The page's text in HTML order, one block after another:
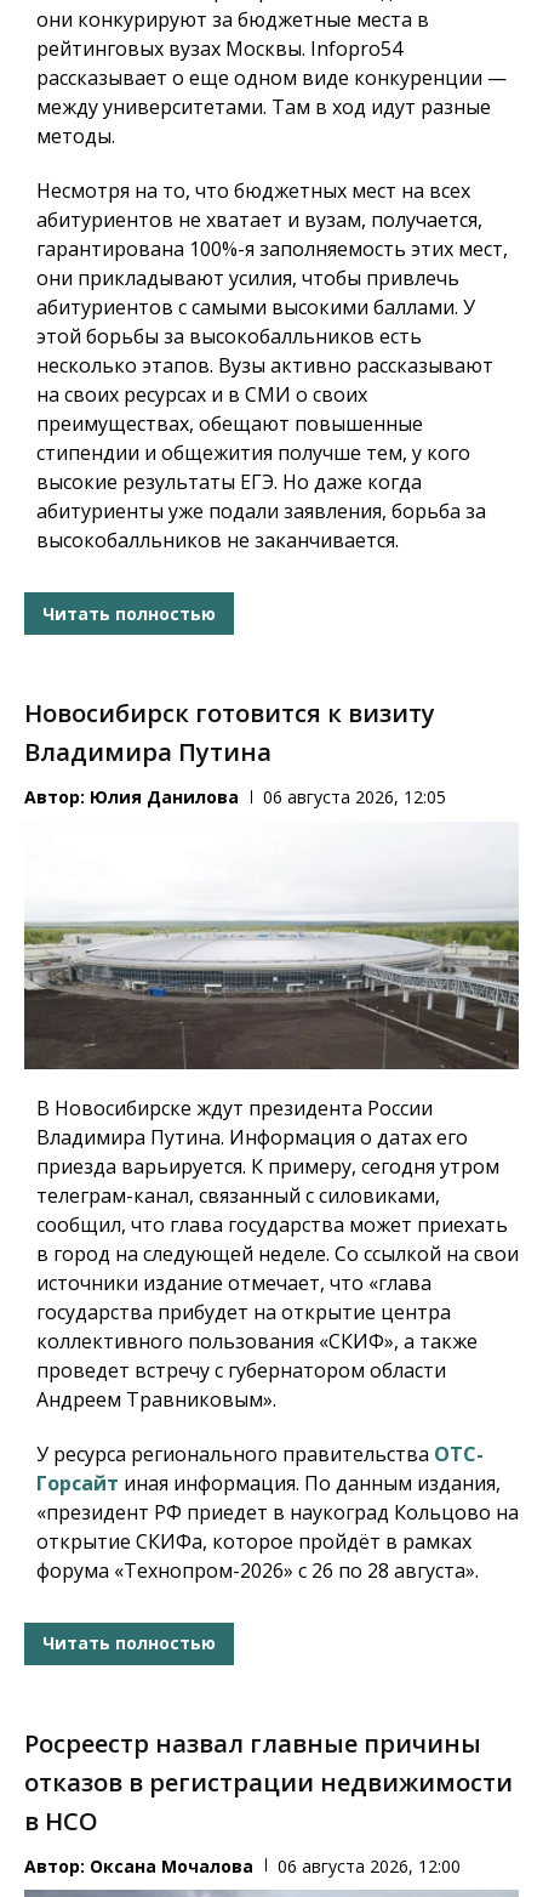
они конкурируют за бюджетные места в
рейтинговых вузах Москвы. Infopro54
рассказывает о еще одном виде конкуренции —
между университетами. Там в ход идут разные
методы.
Несмотря на то, что бюджетных мест на всех
абитуриентов не хватает и вузам, получается,
гарантирована 100%-я заполняемость этих мест,
они прикладывают усилия, чтобы привлечь
абитуриентов с самыми высокими баллами. У
этой борьбы за высокобалльников есть
несколько этапов. Вузы активно рассказывают
на своих ресурсах и в СМИ о своих
преимуществах, обещают повышенные
стипендии и общежития получше тем, у кого
высокие результаты ЕГЭ. Но даже когда
абитуриенты уже подали заявления, борьба за
высокобалльников не заканчивается.
Читать полностью
Новосибирск готовится к визиту
Владимира Путина
Автор: Юлия Данилова 06 августа 2026, 12:05
В Новосибирске ждут президента России
Владимира Путина. Информация о датах его
приезда варьируется. К примеру, сегодня утром
телеграм-канал, связанный с силовиками,
сообщил, что глава государства может приехать
в город на следующей неделе. Со ссылкой на свои
источники издание отмечает, что «глава
государства прибудет на открытие центра
коллективного пользования «СКИФ», а также
проведет встречу с губернатором области
Андреем Травниковым».
У ресурса регионального правительства ОТС-
Горсайт иная информация. По данным издания,
«президент РФ приедет в наукоград Кольцово на
открытие СКИФа, которое пройдёт в рамках
форума «Технопром-2026» с 26 по 28 августа».
Читать полностью
Росреестр назвал главные причины
отказов в регистрации недвижимости
в НСО
Автор: Оксана Мочалова 06 августа 2026, 12:00